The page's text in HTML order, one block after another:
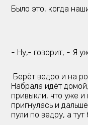
Было это, когда
- Ну,- говорит, - Я
Берёт ведро и на
Набрала идёт
привыкли, что уже и
пригнулась и
пули по ведру, а